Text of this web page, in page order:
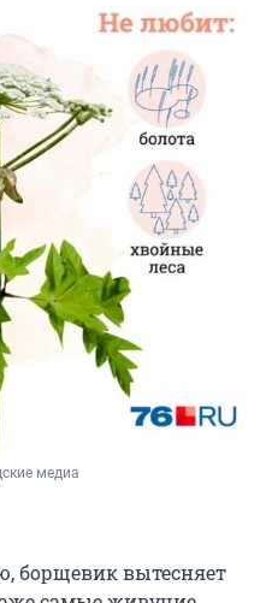
медиа
борщевик вытесняет